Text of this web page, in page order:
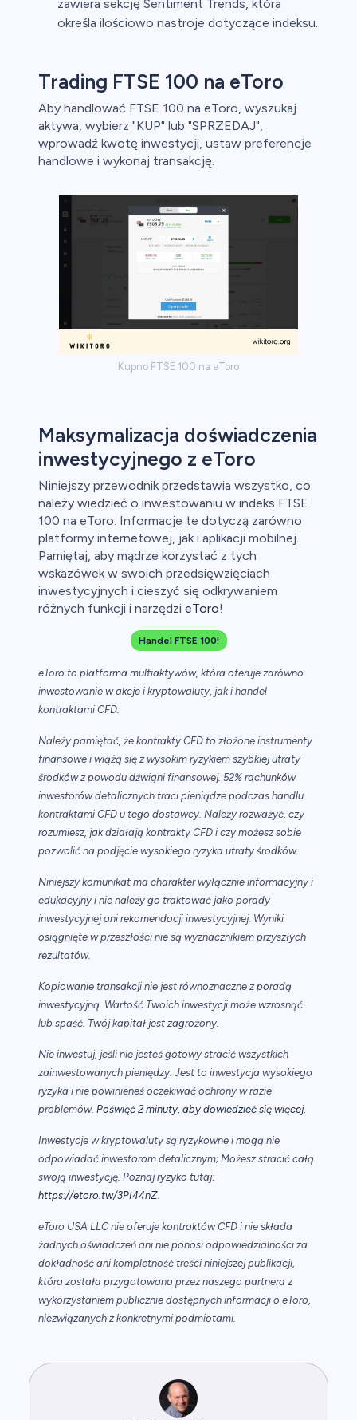
zawiera sekcję Sentiment Trends, która
określa ilościowo nastroje dotyczące indeksu.
Trading FTSE 100 na eToro
Aby handlować FTSE 100 na eToro, wyszukaj
aktywa, wybierz "KUP" lub "SPRZEDAJ",
wprowadź kwotę inwestycji, ustaw preferencje
handlowe i wykonaj transakcję.
Kupno FTSE 100 na eToro
Maksymalizacja doświadczenia
inwestycyjnego z eToro
Niniejszy przewodnik przedstawia wszystko, co
należy wiedzieć o inwestowaniu w indeks FTSE
100 na eToro. Informacje te dotyczą zarówno
platformy internetowej, jak i aplikacji mobilnej.
Pamiętaj, aby mądrze korzystać z tych
wskazówek w swoich przedsięwzięciach
inwestycyjnych i cieszyć się odkrywaniem
różnych funkcji i narzędzi eToro!
Handel FTSE 100!
eToro to platforma multiaktywów, która oferuje zarówno
inwestowanie w akcje i kryptowaluty, jak i handel
kontraktami CFD.
Należy pamiętać, że kontrakty CFD to złożone instrumenty
finansowe i wiążą się z wysokim ryzykiem szybkiej utraty
środków z powodu dźwigni finansowej. 52% rachunków
inwestorów detalicznych traci pieniądze podczas handlu
kontraktami CFD u tego dostawcy. Należy rozważyć, czy
rozumiesz, jak działają kontrakty CFD i czy możesz sobie
pozwolić na podjęcie wysokiego ryzyka utraty środków.
Niniejszy komunikat ma charakter wyłącznie informacyjny i
edukacyjny i nie należy go traktować jako porady
inwestycyjnej ani rekomendacji inwestycyjnej. Wyniki
osiągnięte w przeszłości nie są wyznacznikiem przyszłych
rezultatów.
Kopiowanie transakcji nie jest równoznaczne z poradą
inwestycyjną. Wartość Twoich inwestycji może wzrosnąć
lub spaść. Twój kapitał jest zagrożony.
Nie inwestuj, jeśli nie jesteś gotowy stracić wszystkich
zainwestowanych pieniędzy. Jest to inwestycja wysokiego
ryzyka i nie powinieneś oczekiwać ochrony w razie
problemów. Poświęć 2 minuty, aby dowiedzieć się więcej.
Inwestycje w kryptowaluty są ryzykowne i mogą nie
odpowiadać inwestorom detalicznym; Możesz stracić całą
swoją inwestycję. Poznaj ryzyko tutaj:
https://etoro.tw/3PI44nZ.
eToro USA LLC nie oferuje kontraktów CFD i nie składa
żadnych oświadczeń ani nie ponosi odpowiedzialności za
dokładność ani kompletność treści niniejszej publikacji,
która została przygotowana przez naszego partnera z
wykorzystaniem publicznie dostępnych informacji o eToro,
niezwiązanych z konkretnymi podmiotami.